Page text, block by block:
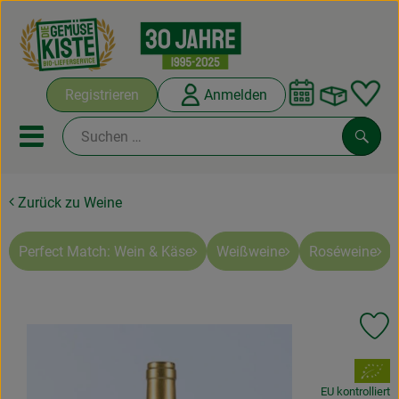
Registrieren Anmelden
Mobiles Menu öffnen oder
Abokisten
Kochboxen
Zurück zu Weine
Perfect Match: Wein & Käse Weißweine Roséweine
, Verband:
EU kontrolliert